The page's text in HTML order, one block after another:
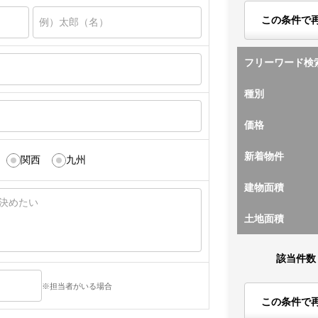
関西 九州
※担当者がいる場合
この条件で
フリーワード検
種別
価格
新着物件
建物面積
土地面積
該当件数
この条件で